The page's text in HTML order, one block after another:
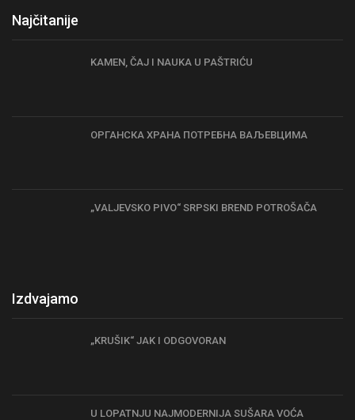
Najčitanije
KAMEN, ČAJ I NAUKA U PAŠTRIĆU
ОРГАНСКА ХРАНА ПОТРЕБНА ВАЉЕВЦИМА
„VALJEVSKO PIVO“ SRPSKI BREND POTROŠAČA
Izdvajamo
„KRUŠIK“ JAK I ODGOVORAN
U LOPATNJU NAJMODERNIJA SUŠARA VOĆA